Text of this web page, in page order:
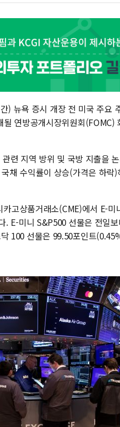
李 "해남 태양광,
李 대통령, '6시간
트럼프, 中 겨냥 폴
[사진] 빈살만과 에
) 뉴욕 증시 개장 전 미국 주요
연방공개시장위원회(FOMC)
련 지역 방위 및 국방 지출을
채 수익률이 상승(가격은 하락
고상품거래소(CME)에서 E-
. E-미니 S&P500 선물은 전일
100 선물은 99.50포인트